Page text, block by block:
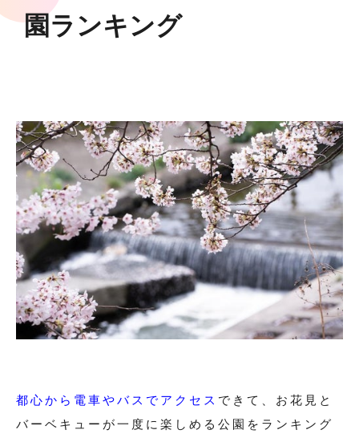
園ランキング
都心から電車やバスでアクセス できて、お花見と
バーベキューが一度に楽しめる公園をランキング